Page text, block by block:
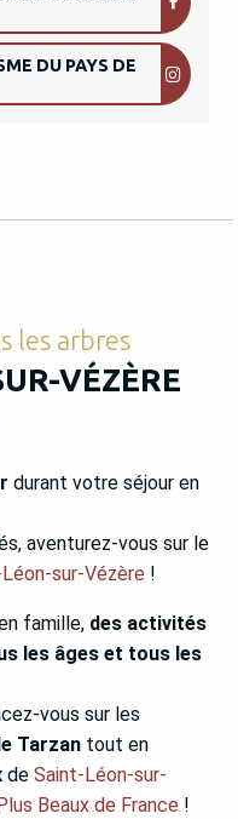
DU PAYS DE
les arbres
VÉZÈRE
durant votre séjour en
aventurez-vous sur le
sur-Vézère !
famille, des activités
les âges et tous les
vous sur les
Tarzan tout en
de Saint-Léon-sur-
Plus Beaux de France !